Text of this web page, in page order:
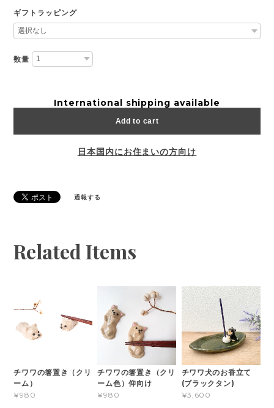
ギフトラッピング
数量
International shipping available
Add to cart
日本国内にお住まいの方向け
通報する
Related Items
チワワの箸置き（クリ
ーム）
¥980
チワワの箸置き（クリ
ーム色）仰向け
¥980
チワワ犬のお香立て
(ブラックタン)
¥3,600